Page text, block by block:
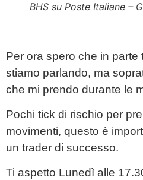
BHS su Poste Italiane –
Per ora spero che in
stiamo parlando, ma
che mi prendo durante le
Pochi tick di rischio per
movimenti, questo è
un trader di successo.
Ti aspetto Lunedì alle